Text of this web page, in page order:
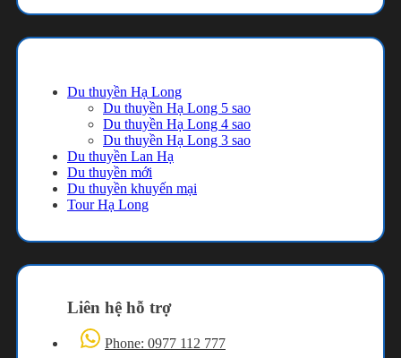
Du thuyền Hạ Long
Du thuyền Hạ Long 5 sao
Du thuyền Hạ Long 4 sao
Du thuyền Hạ Long 3 sao
Du thuyền Lan Hạ
Du thuyền mới
Du thuyền khuyến mại
Tour Hạ Long
Liên hệ hỗ trợ
Phone: 0977 112 777